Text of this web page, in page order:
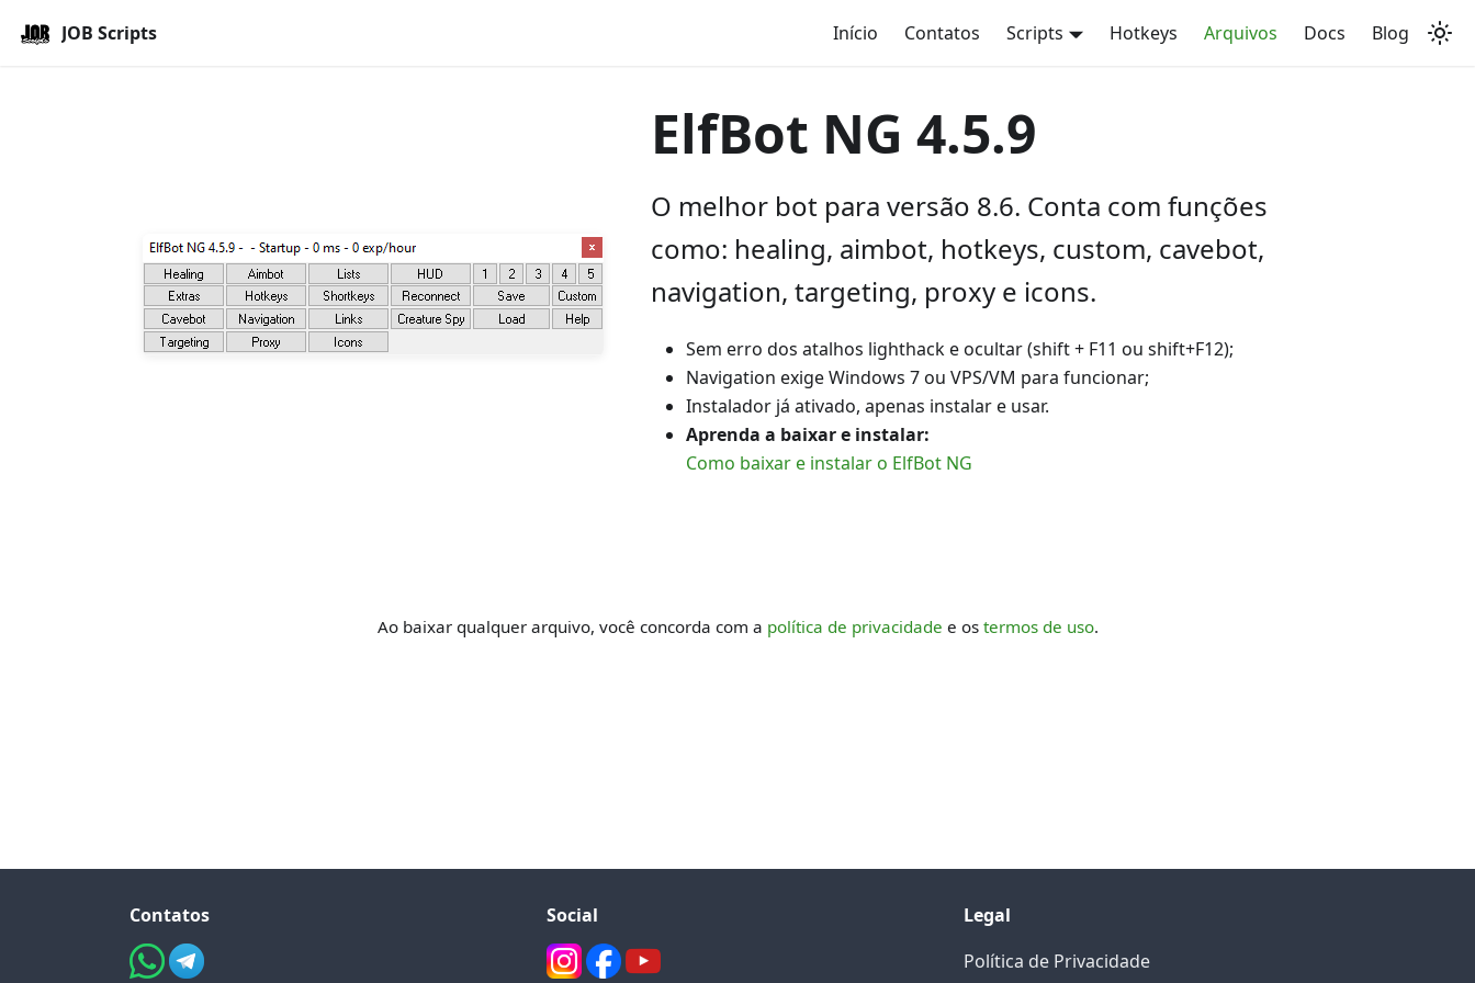
JOB Scripts Início Contatos Scripts Hotkeys Arquivos Docs Blog
ElfBot NG 4.5.9
O melhor bot para versão 8.6. Conta com funções
como: healing, aimbot, hotkeys, custom, cavebot,
navigation, targeting, proxy e icons.
Sem erro dos atalhos lighthack e ocultar (shift + F11 ou shift+F12);
Navigation exige Windows 7 ou VPS/VM para funcionar;
Instalador já ativado, apenas instalar e usar.
Aprenda a baixar e instalar:
Como baixar e instalar o ElfBot NG
Ao baixar qualquer arquivo, você concorda com a política de privacidade e os termos de uso.
Contatos Social
Legal
Política de Privacidade